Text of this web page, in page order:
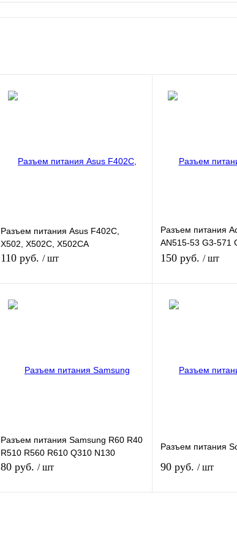
Разъем питания Asus F402C,
X502, X502C, X502CA
110 руб. / шт
наличии
Разъем питания
AN515-53 G3-571
51
150 руб. / шт
Разъем питания Samsung R60 R40
R510 R560 R610 Q310 N130
80 руб. / шт
Разъем питания
90 руб. / шт